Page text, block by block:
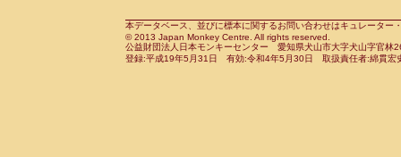
CercopithecidaeMacaca tonkeana(0)
CercopithecidaeMacacahybrid(0)
CercopithecidaeMacaca spp.(0)
CebidaeSaguinus leucopus(0)
CebidaeSaguinus midas(0)
Cebidae Saguinus mystax(0)
本データベース、並びに標本に関するお問い合わせはキュレータ
© 2013 Japan Monkey Centre. All rights reserved.
公益財団法人日本モンキーセンター 愛知県犬山市大字犬山字官
登録:平成19年5月31日 有効:令和4年5月30日 取扱責任者:綿貫宏